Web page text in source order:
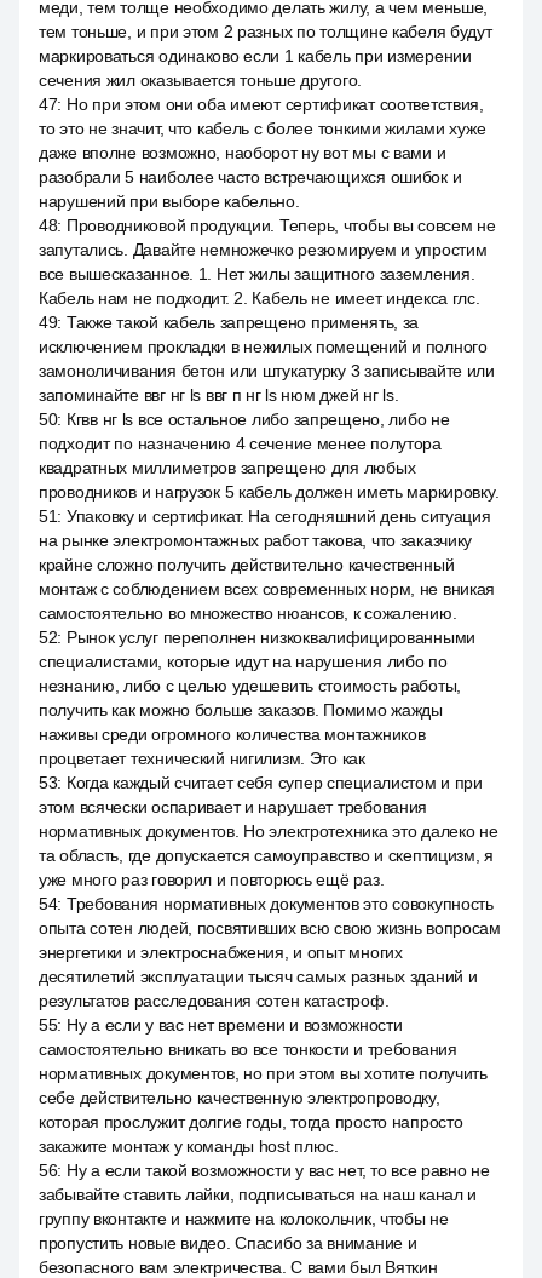
меди, тем толще необходимо делать жилу, а чем меньше,
тем тоньше, и при этом 2 разных по толщине кабеля будут
маркироваться одинаково если 1 кабель при измерении
сечения жил оказывается тоньше другого.
47: Но при этом они оба имеют сертификат соответствия,
то это не значит, что кабель с более тонкими жилами хуже
даже вполне возможно, наоборот ну вот мы с вами и
разобрали 5 наиболее часто встречающихся ошибок и
нарушений при выборе кабельно.
48: Проводниковой продукции. Теперь, чтобы вы совсем не
запутались. Давайте немножечко резюмируем и упростим
все вышесказанное. 1. Нет жилы защитного заземления.
Кабель нам не подходит. 2. Кабель не имеет индекса глс.
49: Также такой кабель запрещено применять, за
исключением прокладки в нежилых помещений и полного
замоноличивания бетон или штукатурку 3 записывайте или
запоминайте ввг нг ls ввг п нг ls нюм джей нг ls.
50: Кгвв нг ls все остальное либо запрещено, либо не
подходит по назначению 4 сечение менее полутора
квадратных миллиметров запрещено для любых
проводников и нагрузок 5 кабель должен иметь маркировку.
51: Упаковку и сертификат. На сегодняшний день ситуация
на рынке электромонтажных работ такова, что заказчику
крайне сложно получить действительно качественный
монтаж с соблюдением всех современных норм, не вникая
самостоятельно во множество нюансов, к сожалению.
52: Рынок услуг переполнен низкоквалифицированными
специалистами, которые идут на нарушения либо по
незнанию, либо с целью удешевить стоимость работы,
получить как можно больше заказов. Помимо жажды
наживы среди огромного количества монтажников
процветает технический нигилизм. Это как
53: Когда каждый считает себя супер специалистом и при
этом всячески оспаривает и нарушает требования
нормативных документов. Но электротехника это далеко не
та область, где допускается самоуправство и скептицизм, я
уже много раз говорил и повторюсь ещё раз.
54: Требования нормативных документов это совокупность
опыта сотен людей, посвятивших всю свою жизнь вопросам
энергетики и электроснабжения, и опыт многих
десятилетий эксплуатации тысяч самых разных зданий и
результатов расследования сотен катастроф.
55: Ну а если у вас нет времени и возможности
самостоятельно вникать во все тонкости и требования
нормативных документов, но при этом вы хотите получить
себе действительно качественную электропроводку,
которая прослужит долгие годы, тогда просто напросто
закажите монтаж у команды host плюс.
56: Ну а если такой возможности у вас нет, то все равно не
забывайте ставить лайки, подписываться на наш канал и
группу вконтакте и нажмите на колокольчик, чтобы не
пропустить новые видео. Спасибо за внимание и
безопасного вам электричества. С вами был Вяткин